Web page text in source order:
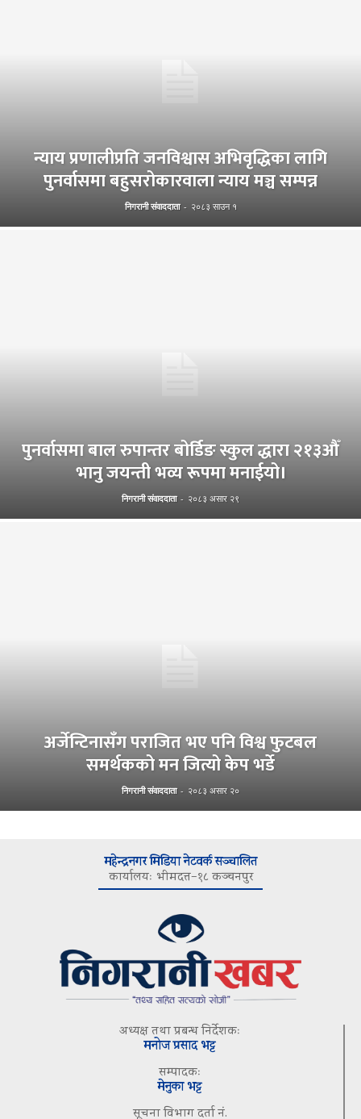
न्याय प्रणालीप्रति जनविश्वास अभिवृद्धिका लागि
पुनर्वासमा बहुसरोकारवाला न्याय मञ्च सम्पन्न
निगरानी संवाददाता - २०८३ साउन १
पुनर्वासमा बाल रुपान्तर बोर्डिङ स्कुल द्धारा २१३औँ
भानु जयन्ती भव्य रूपमा मनाईयो।
निगरानी संवाददाता - २०८३ असार २९
अर्जेन्टिनासँग पराजित भए पनि विश्व फुटबल
समर्थकको मन जित्यो केप भर्डे
निगरानी संवाददाता - २०८३ असार २०
महेन्द्रनगर मिडिया नेटवर्क सञ्चालित
कार्यालयः भीमदत्त–१८ कञ्चनपुर
अध्यक्ष तथा प्रबन्ध निर्देशकः
मनोज प्रसाद भट्ट
सम्पादकः
मेनुका भट्ट
सूचना विभाग दर्ता नं.